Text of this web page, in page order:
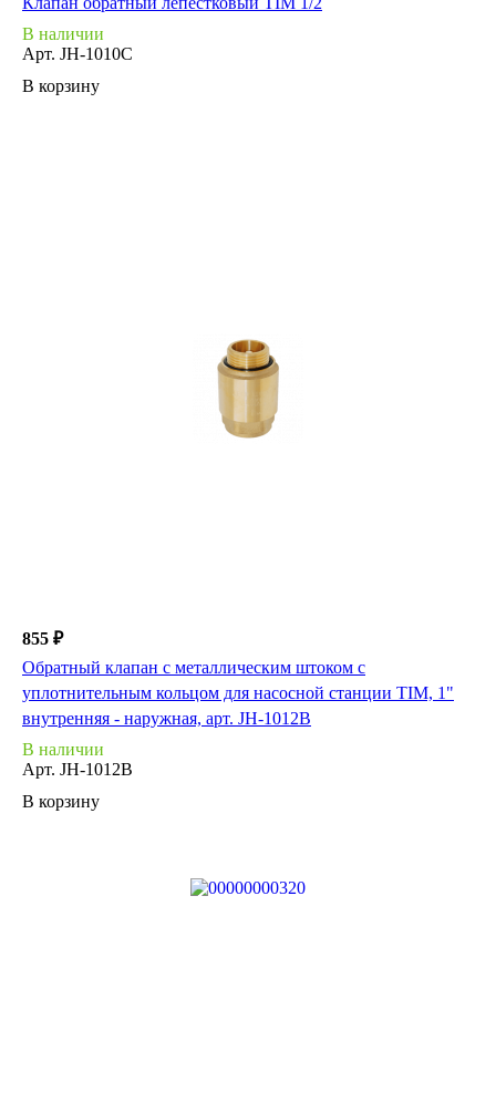
В наличии
Арт. JH-1010C
В корзину
855 ₽
Обратный клапан с металлическим штоком с
уплотнительным кольцом для насосной станции TIM, 1"
внутренняя - наружная, арт. JH-1012B
В наличии
Арт. JH-1012B
В корзину